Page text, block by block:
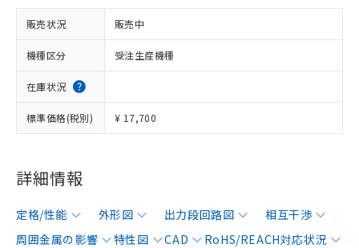
販売状況 販売中
機種区分 受注生産機種
在庫状況
標準価格(税別) ¥ 17,700
詳細情報
定格/性能 外形図 出力段回路図
相互干渉
周囲金属の影響
特性図 CAD
RoHS/REACH対応状況